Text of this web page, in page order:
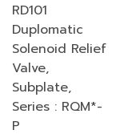
RD101
Duplomatic
Solenoid Relief
Valve,
Subplate,
Series : RQM*-
P